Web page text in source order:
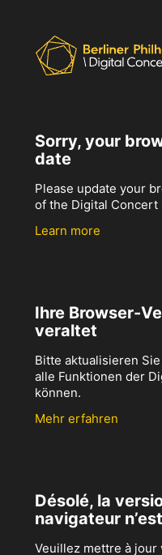
Sorry, your
date
Please update your
of the Digital Concert
Learn more
Ihre Browser-
veraltet
Bitte aktualisieren
alle Funktionen der
können.
Mehr erfahren
Désolé, la
navigateur
Veuillez mettre à